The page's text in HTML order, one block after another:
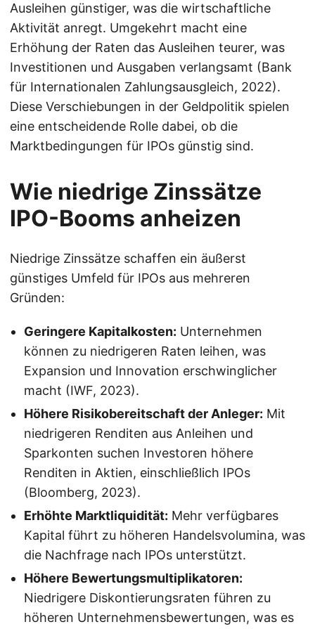
Ausleihen günstiger, was die wirtschaftliche
Aktivität anregt. Umgekehrt macht eine
Erhöhung der Raten das Ausleihen teurer, was
Investitionen und Ausgaben verlangsamt (Bank
für Internationalen Zahlungsausgleich, 2022).
Diese Verschiebungen in der Geldpolitik spielen
eine entscheidende Rolle dabei, ob die
Marktbedingungen für IPOs günstig sind.
Wie niedrige Zinssätze
IPO-Booms anheizen
Niedrige Zinssätze schaffen ein äußerst
günstiges Umfeld für IPOs aus mehreren
Gründen:
Geringere Kapitalkosten: Unternehmen
können zu niedrigeren Raten leihen, was
Expansion und Innovation erschwinglicher
macht (IWF, 2023).
Höhere Risikobereitschaft der Anleger: Mit
niedrigeren Renditen aus Anleihen und
Sparkonten suchen Investoren höhere
Renditen in Aktien, einschließlich IPOs
(Bloomberg, 2023).
Erhöhte Marktliquidität: Mehr verfügbares
Kapital führt zu höheren Handelsvolumina, was
die Nachfrage nach IPOs unterstützt.
Höhere Bewertungsmultiplikatoren:
Niedrigere Diskontierungsraten führen zu
höheren Unternehmensbewertungen, was es